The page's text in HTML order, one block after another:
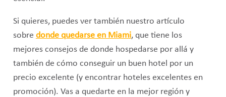
Si quieres, puedes ver también nuestro artículo
sobre donde quedarse en Miami, que tiene los
mejores consejos de donde hospedarse por allá y
también de cómo conseguir un buen hotel por un
precio excelente (y encontrar hoteles excelentes en
promoción). Vas a quedarte en la mejor región y